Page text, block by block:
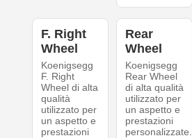
F. Right
Wheel
Koenigsegg
F. Right
Wheel di alta
qualità
utilizzato per
un aspetto e
prestazioni
Rear
Wheel
Koenigsegg
Rear Wheel
di alta qualità
utilizzato per
un aspetto e
prestazioni
personalizzate.